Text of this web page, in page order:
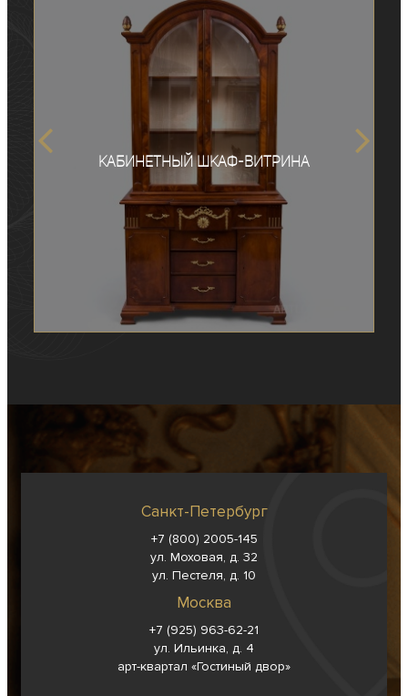
Кабинетный шкаф-витрина
Санкт-Петербург
+7 (800) 2005-145
ул. Моховая, д. 32
ул. Пестеля, д. 10
Москва
+7 (925) 963-62-21
ул. Ильинка, д. 4
арт-квартал «Гостиный двор»